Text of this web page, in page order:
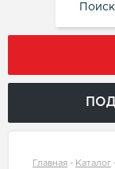
Главная - Каталог